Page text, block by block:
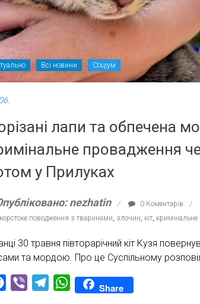
Всі новини Соціум
лапи та обпечена
провадження
у Прилуках
nezhatin
0 Коментарів
поводження з тваринами злочин кіт
30 травня півторарічний кіт Кузя
та мордою. Про це Суспільному
Facebook
Viber TelegramWhatsAppShare